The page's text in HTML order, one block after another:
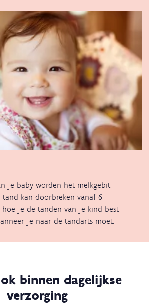
je baby worden het melkgebit
tand kan doorbreken vanaf 6
hoe je de tanden van je kind best
je naar de tandarts moet.
binnen dagelijkse
verzorging